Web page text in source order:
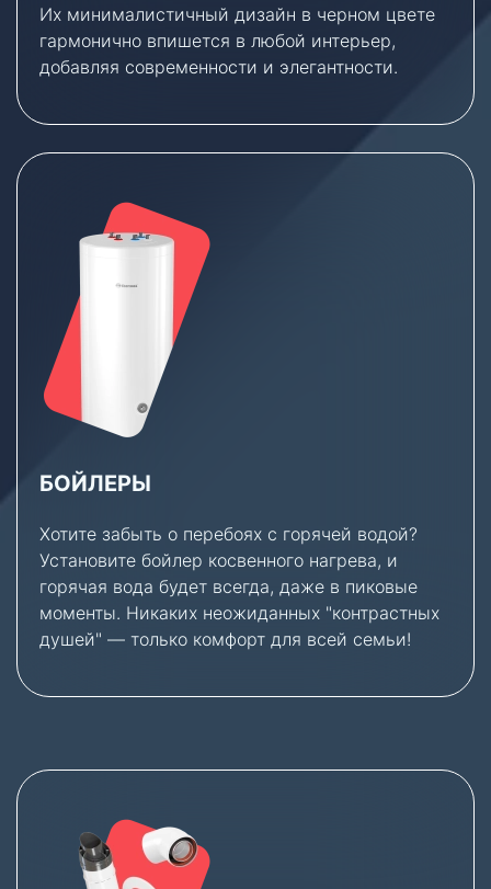
Их минималистичный дизайн в черном цвете
гармонично впишется в любой интерьер,
добавляя современности и элегантности.
БОЙЛЕРЫ
Хотите забыть о перебоях с горячей водой?
Установите бойлер косвенного нагрева, и
горячая вода будет всегда, даже в пиковые
моменты. Никаких неожиданных "контрастных
душей" — только комфорт для всей семьи!